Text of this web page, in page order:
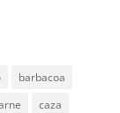
barbacoa
caza